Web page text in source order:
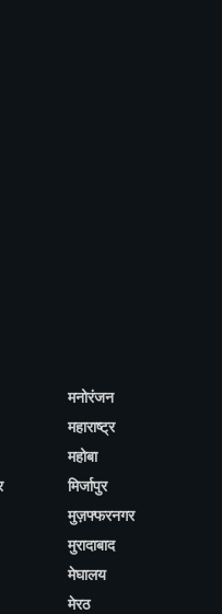
मनोरंजन
महाराष्ट्र
महोबा
मिर्जापुर
मुज़फ्फरनगर
मुरादाबाद
मेघालय
मेरठ